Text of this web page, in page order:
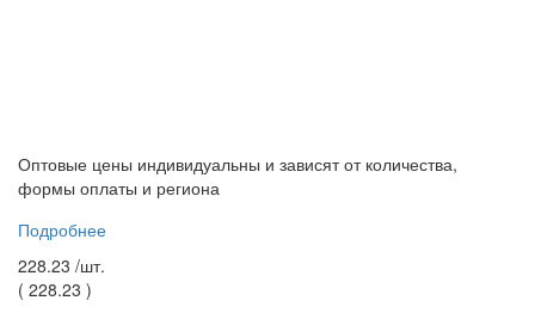
Оптовые цены индивидуальны и зависят от количества,
формы оплаты и региона
Подробнее
228.23 /шт.
( 228.23 )